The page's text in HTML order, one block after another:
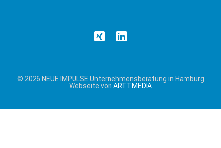
© 2026 NEUE IMPULSE Unternehmensberatung in Hamburg
Webseite von ARTTMEDIA